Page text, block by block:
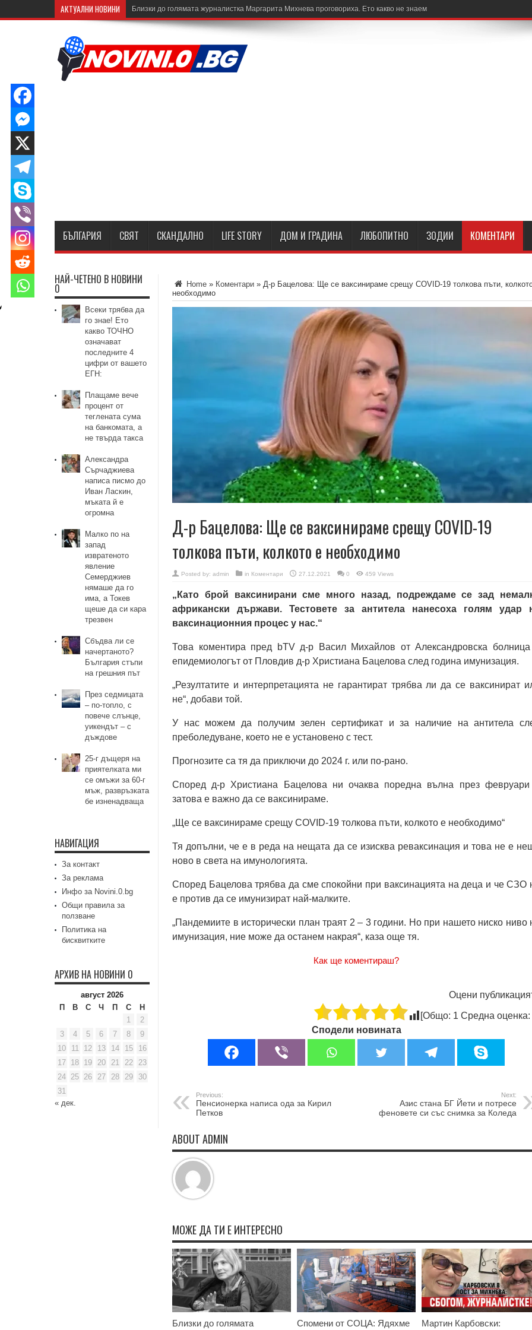
АКТУАЛНИ НОВИНИ Близки до голямата журналистка Маргарита Михнева проговориха. Ето какво не знаем
БЪЛГАРИЯ СВЯТ СКАНДАЛНО LIFE STORY ДОМ И ГРАДИНА ЛЮБОПИТНО ЗОДИИ КОМЕНТАРИ
Home » Коментари » Д-р Бацелова: Ще се ваксинираме срещу COVID-19 толкова пъти,
необходимo
Д-р Бацелова: Ще се ваксинираме срещу COVID-19
толкова пъти, колкото е необходимo
Posted by: admin in Коментари 27.12.2021 0 459 Views
„Като брой ваксинирани сме много назад, подреждаме се зад
африкански държави. Тестовете за антитела нанесоха голям удар
ваксинационния процес у нас.“
Това коментира пред bTV д-р Васил Михайлов от Александровска
епидемиологът от Пловдив д-р Христиана Бацелова след година имунизация.
„Резултатите и интерпретацията не гарантират трябва ли да се ваксинират
не“, добави той.
У нас можем да получим зелен сертификат и за наличие на антитела
преболедуване, което не е установено с тест.
Прогнозите са тя да приключи до 2024 г. или по-рано.
Според д-р Христиана Бацелова ни очаква поредна вълна през
затова е важно да се ваксинираме.
„Ще се ваксинираме срещу COVID-19 толкова пъти, колкото е необходимo“
Тя допълни, че е в реда на нещата да се изисква реваксинация и това не е
ново в света на имунологията.
Според Бацелова трябва да сме спокойни при ваксинацията на деца и че СЗО
е против да се имунизират най-малките.
„Пандемиите в исторически план траят 2 – 3 години. Но при нашето ниско ниво
имунизация, ние може да останем накрая“, каза още тя.
Как ще коментираш?
Оцени
[Общо: 1 Средна оценка:
Сподели новината
Previous:
Пенсионерка написа ода за Кирил
Петков
Next:
Азис стана БГ Йети и потресе
феновете си със снимка за Коледа
ABOUT ADMIN
МОЖЕ ДА ТИ Е ИНТЕРЕСНО
Близки до голямата
Спомени от СОЦА: Ядяхме
Мартин Карбовски:
НАЙ-ЧЕТЕНО В НОВИНИ
0
Всеки трябва да
го знае! Ето
какво ТОЧНО
означават
последните 4
цифри от вашето
ЕГН:
Плащаме вече
процент от
теглената сума
на банкомата, а
не твърда такса
Александра
Сърчаджиева
написа писмо до
Иван Ласкин,
мъката й е
огромна
Малко по на
запад
извратеното
явление
Семерджиев
нямаше да го
има, а Токев
щеше да си кара
трезвен
Сбъдва ли се
начертаното?
България стъпи
на грешния път
През седмицата
– по-топло, с
повече слънце,
уикендът – с
дъждове
25-г дъщеря на
приятелката ми
се омъжи за 60-г
мъж, развръзката
бе изненадваща
НАВИГАЦИЯ
За контакт
За реклама
Инфо за Novini.0.bg
Общи правила за
ползване
Политика на
бисквитките
АРХИВ НА НОВИНИ 0
август 2026
П
В С Ч П С
Н
1
2
3
4 5 6 7 8
9
10
11 12 13 14 15
16
17 18 19 20 21 22
23
24 25 26 27 28 29
30
31
« дек.